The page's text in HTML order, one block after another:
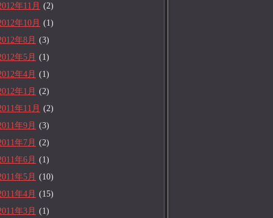
年11月 (2)
年10月 (1)
年8月 (3)
年5月 (1)
年4月 (1)
年1月 (2)
年11月 (2)
年9月 (3)
年7月 (2)
年6月 (1)
年5月 (10)
年4月 (15)
年3月 (1)